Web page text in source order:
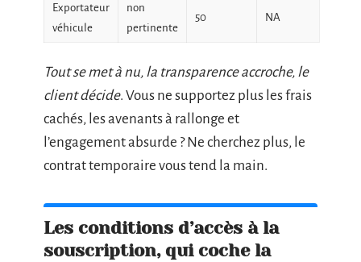
Exportateur
véhicule
non
pertinente
50 NA
Tout se met à nu, la transparence accroche, le
client décide. Vous ne supportez plus les frais
cachés, les avenants à rallonge et
l’engagement absurde ? Ne cherchez plus, le
contrat temporaire vous tend la main.
Les conditions d’accès à la
souscription, qui coche la